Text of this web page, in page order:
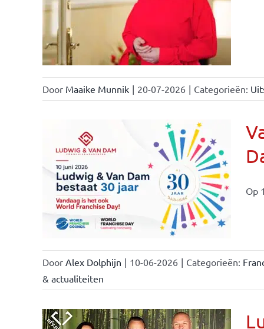
Door Maaike Munnik | 20-07-2026 | Categorieën:
Op
Door Alex Dolphijn | 10-06-2026 | Categorieën:
& actualiteiten